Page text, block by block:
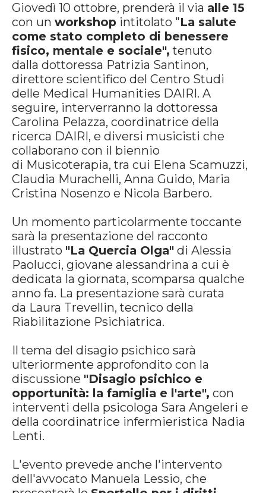
Giovedì 10 ottobre, prenderà il via alle 15
con un workshop intitolato "La salute
come stato completo di benessere
fisico, mentale e sociale", tenuto
dalla dottoressa Patrizia Santinon,
direttore scientifico del Centro Studi
delle Medical Humanities DAIRI. A
seguire, interverranno la dottoressa
Carolina Pelazza, coordinatrice della
ricerca DAIRI, e diversi musicisti che
collaborano con il biennio
di Musicoterapia, tra cui Elena Scamuzzi,
Claudia Murachelli, Anna Guido, Maria
Cristina Nosenzo e Nicola Barbero.
Un momento particolarmente toccante
sarà la presentazione del racconto
illustrato "La Quercia Olga" di Alessia
Paolucci, giovane alessandrina a cui è
dedicata la giornata, scomparsa qualche
anno fa. La presentazione sarà curata
da Laura Trevellin, tecnico della
Riabilitazione Psichiatrica.
Il tema del disagio psichico sarà
ulteriormente approfondito con la
discussione "Disagio psichico e
opportunità: la famiglia e l'arte", con
interventi della psicologa Sara Angeleri e
della coordinatrice infermieristica Nadia
Lenti.
L'evento prevede anche l'intervento
dell'avvocato Manuela Lessio, che